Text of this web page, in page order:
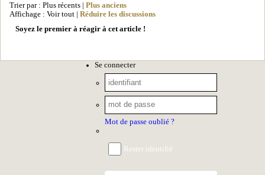
Trier par : Plus récents | Plus anciens
Affichage : Voir tout | Réduire les discussions
Soyez le premier à réagir à cet article !
Se connecter
Mot de passe oublié ?
Rester identifié